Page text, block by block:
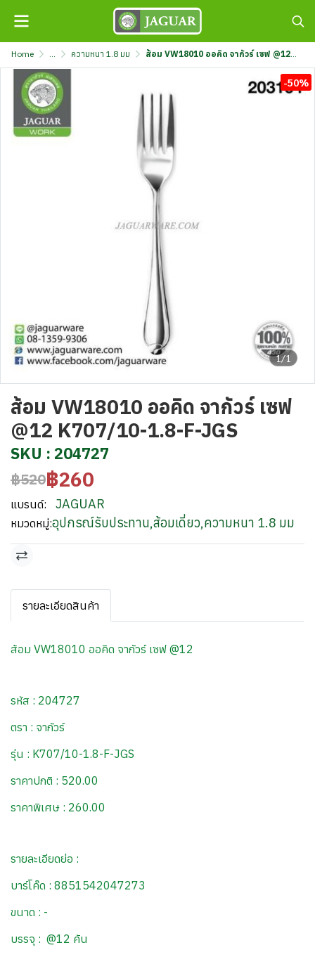
Home ... ความหนา 1.8 มม ส้อม VW18010 ออคิด จากัวร์ เซฟ @12 K707/10-1.8-F-JGS
1/1
-50%
ส้อม VW18010 ออคิด จากัวร์ เซฟ
@12 K707/10-1.8-F-JGS
SKU : 204727
฿520฿260
แบรนด์: JAGUAR
หมวดหมู่:อุปกรณ์รับประทาน,ส้อมเดี่ยว,ความหนา 1.8 มม
รายละเอียดสินค้า
ส้อม VW18010 ออคิด จากัวร์ เซฟ @12
รหัส : 204727
ตรา : จากัวร์
รุ่น : K707/10-1.8-F-JGS
ราคาปกติ : 520.00
ราคาพิเศษ : 260.00
รายละเอียดย่อ :
บาร์โค๊ด : 8851542047273
ขนาด : -
บรรจุ : @12 คัน